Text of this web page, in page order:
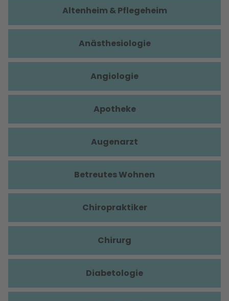
Altenheim & Pflegeheim
Anästhesiologie
Angiologie
Apotheke
Augenarzt
Betreutes Wohnen
Chiropraktiker
Chirurg
Diabetologie